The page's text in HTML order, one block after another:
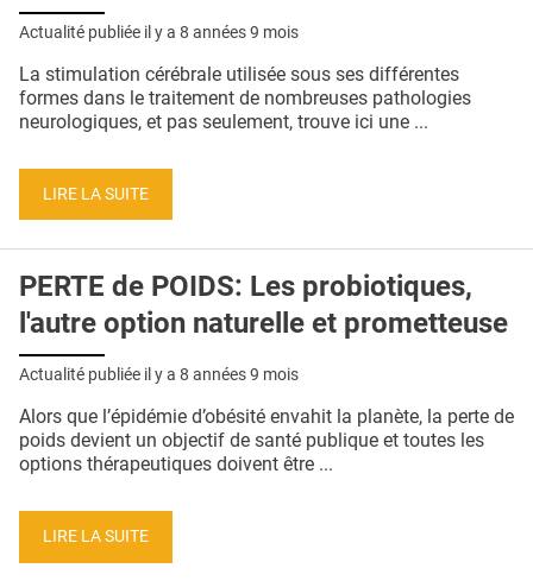
L'APP
PUBLICITÉ
CONTACT
Actualité publiée il y a 8 années 9 mois
La stimulation cérébrale utilisée sous ses différentes
formes dans le traitement de nombreuses pathologies
neurologiques, et pas seulement, trouve ici une ...
LIRE LA SUITE
PERTE de POIDS: Les probiotiques,
l'autre option naturelle et prometteuse
Actualité publiée il y a 8 années 9 mois
Alors que l’épidémie d’obésité envahit la planète, la perte de
poids devient un objectif de santé publique et toutes les
options thérapeutiques doivent être ...
LIRE LA SUITE